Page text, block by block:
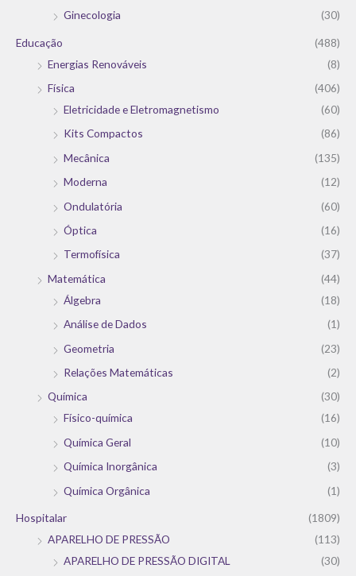
Ginecologia (30)
Educação
(488)
Energias Renováveis
(8)
Física
(406)
Eletricidade e Eletromagnetismo
(60)
Kits Compactos
(86)
Mecânica
(135)
Moderna
(12)
Ondulatória
(60)
Óptica
(16)
Termofísica
(37)
Matemática
(44)
Álgebra
(18)
Análise de Dados
(1)
Geometria
(23)
Relações Matemáticas
(2)
Química
(30)
Físico-química
(16)
Química Geral
(10)
Química Inorgânica
(3)
Química Orgânica
(1)
Hospitalar
(1809)
APARELHO DE PRESSÃO
(113)
APARELHO DE PRESSÃO DIGITAL
(30)